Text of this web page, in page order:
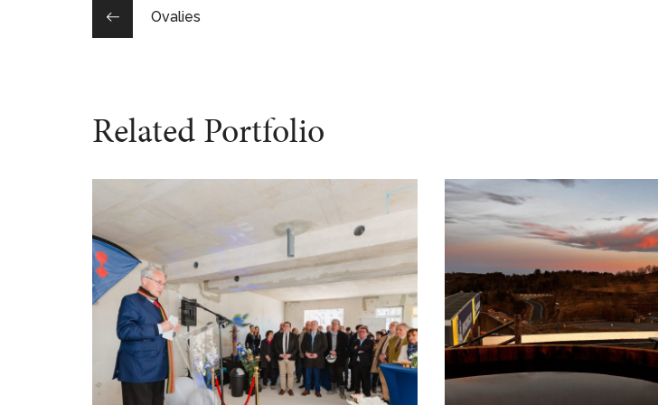
Ovalies
Related Portfolio
Inauguration – Vinci
Immobilier
ÉVÉNÉMENTS PRO
Reveal – VALTRA
ÉVÉNÉMENTS PRO